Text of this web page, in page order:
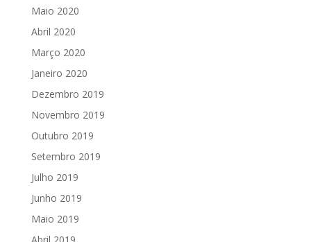
Maio 2020
Abril 2020
Março 2020
Janeiro 2020
Dezembro 2019
Novembro 2019
Outubro 2019
Setembro 2019
Julho 2019
Junho 2019
Maio 2019